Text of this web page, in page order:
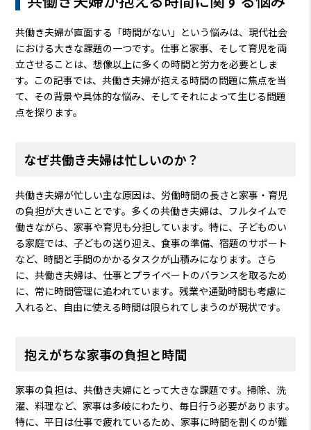
共働き夫婦が直面する「時間がない」という悩みは、現代社会
における大きな課題の一つです。仕事と家事、そして育児を両
立させることは、想像以上に多くの時間と労力を必要としま
す。この記事では、共働き夫婦が抱える時間の問題に焦点を当
て、その背景や具体的な悩み、そしてそれによって生じる問題
点を探ります。
なぜ共働き夫婦は忙しいのか？
共働き夫婦が忙しい主な原因は、労働時間の長さと家事・育児
の負担が大きいことです。多くの共働き夫婦は、フルタイムで
働きながら、家事や育児も分担しています。特に、子どものい
る家庭では、子どもの送り迎え、食事の準備、宿題のサポート
など、時間と手間のかかるタスクが山積みになります。さら
に、共働き夫婦は、仕事とプライベートのバランスを取るため
に、常に時間管理に追われています。残業や通勤時間も考慮に
入れると、自由に使える時間は限られてしまうのが現状です。
抱えがちな家事の負担と時間
家事の負担は、共働き夫婦にとって大きな課題です。掃除、洗
濯、料理など、家事は多岐にわたり、毎日行う必要があります。
特に、平日は仕事で疲れているため、家事に時間を割くのが難